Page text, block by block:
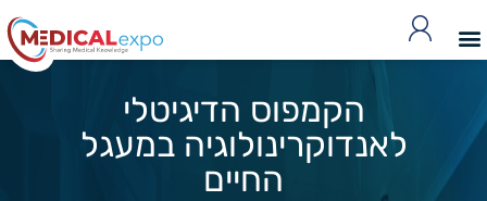
הקמפוס הדיגיטלי
לאנדוקרינולוגיה במעגל
החיים